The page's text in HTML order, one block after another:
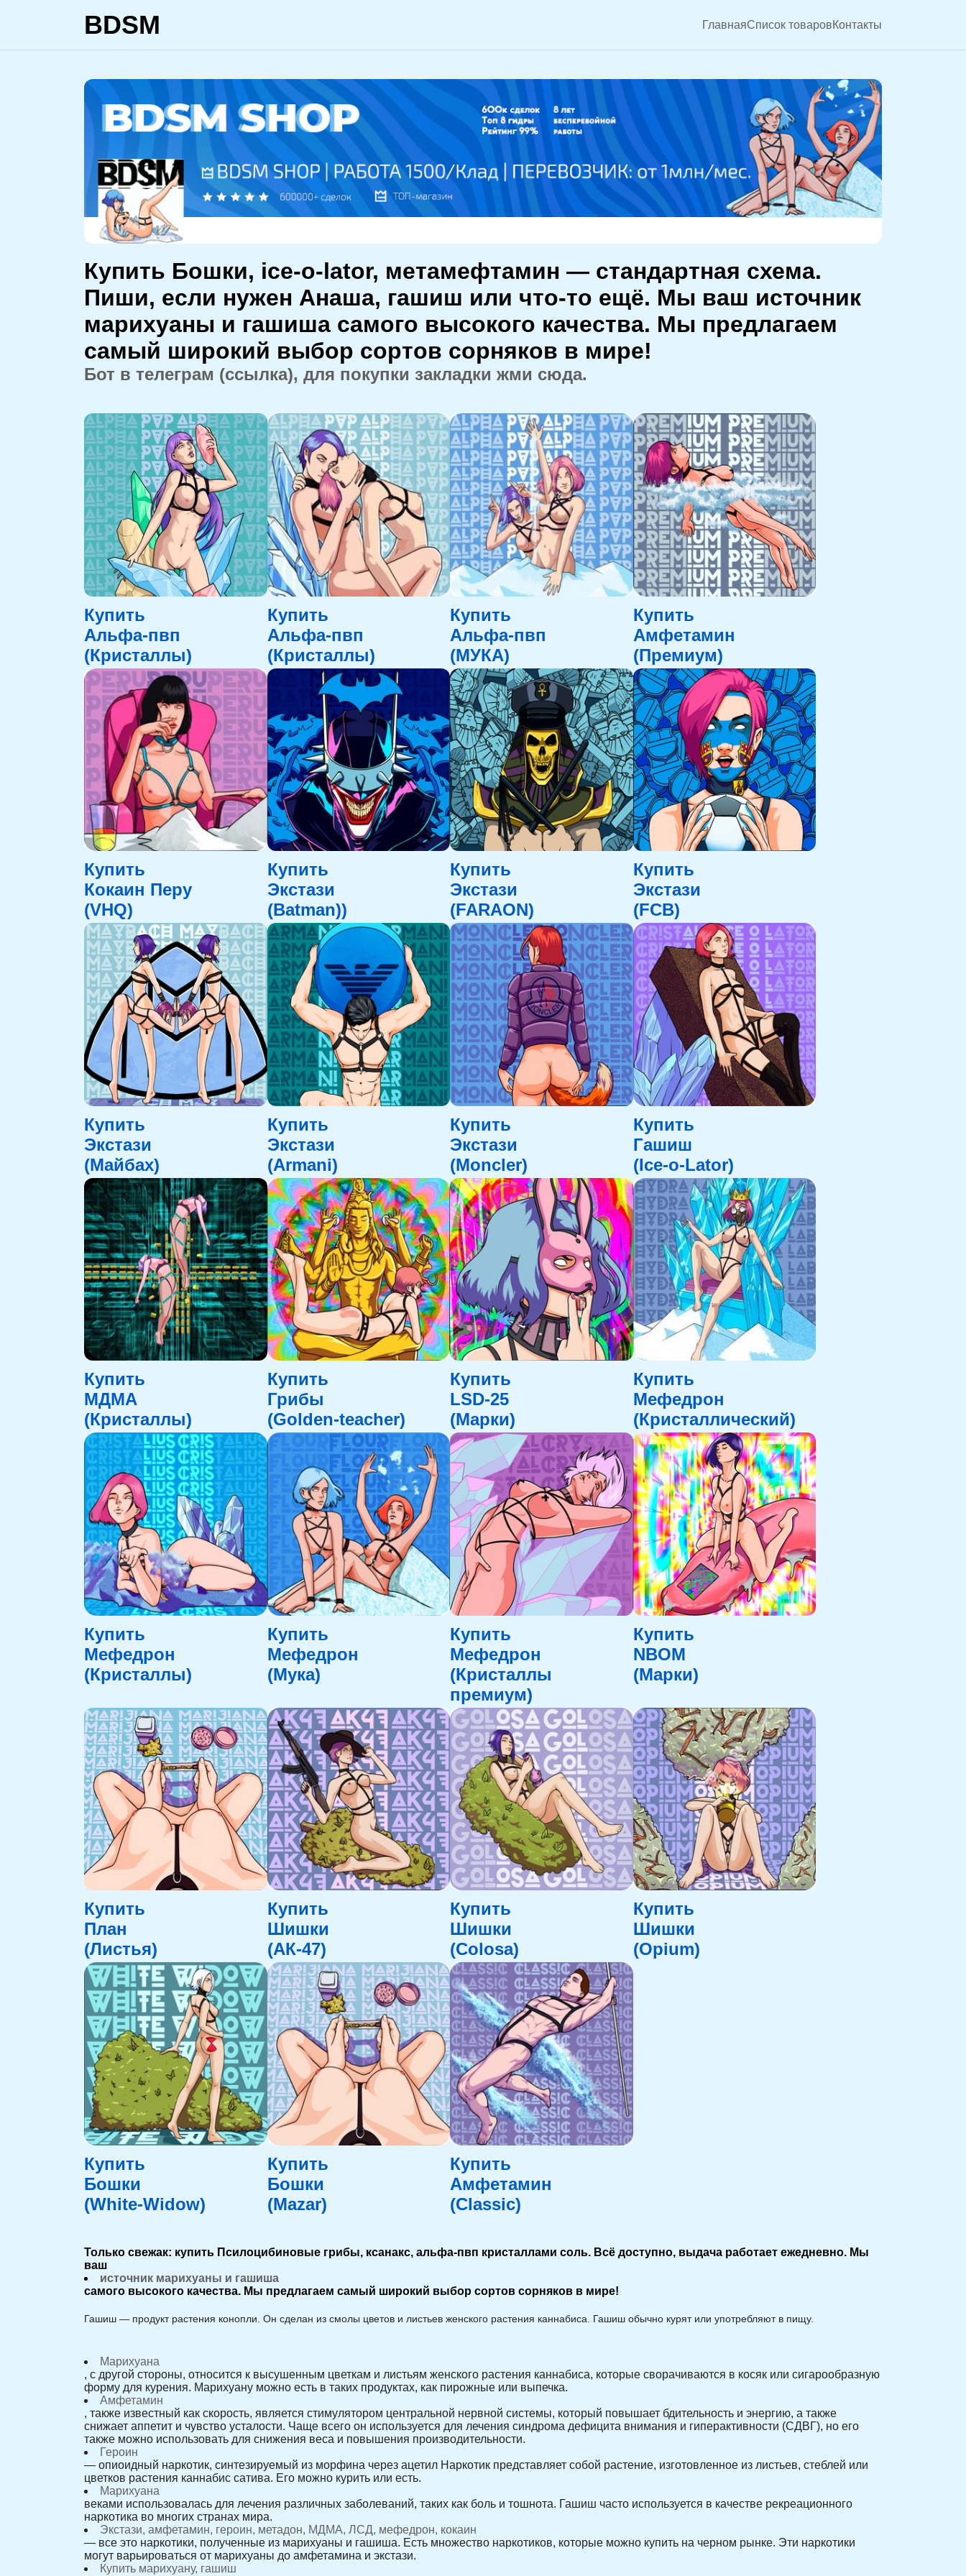
BDSM ГлавнаяСписок товаровКонтакты
Купить Бошки, ice-o-lator, метамефтамин — стандартная схема.
Пиши, если нужен Анаша, гашиш или что-то ещё. Мы ваш источник
марихуаны и гашиша самого высокого качества. Мы предлагаем
самый широкий выбор сортов сорняков в мире!
Бот в телеграм (ссылка), для покупки закладки жми сюда.
Купить
Альфа-пвп
(Кристаллы)
Купить
Альфа-пвп
(Кристаллы)
Купить
Альфа-пвп
(МУКА)
Купить
Амфетамин
(Премиум)
Купить
Кокаин Перу
(VHQ)
Купить
Экстази
(Batman))
Купить
Экстази
(FARAON)
Купить
Экстази
(FCB)
Купить
Экстази
(Майбах)
Купить
Экстази
(Armani)
Купить
Экстази
(Moncler)
Купить
Гашиш
(Ice-o-Lator)
Купить
МДМА
(Кристаллы)
Купить
Грибы
(Golden-teacher)
Купить
LSD-25
(Марки)
Купить
Мефедрон
(Кристаллический)
Купить
Мефедрон
(Кристаллы)
Купить
Мефедрон
(Мука)
Купить
Мефедрон
(Кристаллы
премиум)
Купить
NBOM
(Марки)
Купить
План
(Листья)
Купить
Шишки
(АК-47)
Купить
Шишки
(Colosa)
Купить
Шишки
(Opium)
Купить
Бошки
(White-Widow)
Купить
Бошки
(Mazar)
Купить
Амфетамин
(Classic)
Только свежак: купить Псилоцибиновые грибы, ксанакс, альфа-пвп кристаллами соль. Всё доступно, выдача работает ежедневно. Мы
ваш
источник марихуаны и гашиша
самого высокого качества. Мы предлагаем самый широкий выбор сортов сорняков в мире!
Гашиш — продукт растения конопли. Он сделан из смолы цветов и листьев женского растения каннабиса. Гашиш обычно курят или употребляют в пищу.
Марихуана
, с другой стороны, относится к высушенным цветкам и листьям женского растения каннабиса, которые сворачиваются в косяк или сигарообразную
форму для курения. Марихуану можно есть в таких продуктах, как пирожные или выпечка.
Амфетамин
, также известный как скорость, является стимулятором центральной нервной системы, который повышает бдительность и энергию, а также
снижает аппетит и чувство усталости. Чаще всего он используется для лечения синдрома дефицита внимания и гиперактивности (СДВГ), но его
также можно использовать для снижения веса и повышения производительности.
Героин
— опиоидный наркотик, синтезируемый из морфина через ацетил Наркотик представляет собой растение, изготовленное из листьев, стеблей или
цветков растения каннабис сатива. Его можно курить или есть.
Марихуана
веками использовалась для лечения различных заболеваний, таких как боль и тошнота. Гашиш часто используется в качестве рекреационного
наркотика во многих странах мира.
Экстази, амфетамин, героин, метадон, МДМА, ЛСД, мефедрон, кокаин
— все это наркотики, полученные из марихуаны и гашиша. Есть множество наркотиков, которые можно купить на черном рынке. Эти наркотики
могут варьироваться от марихуаны до амфетамина и экстази.
Купить марихуану, гашиш